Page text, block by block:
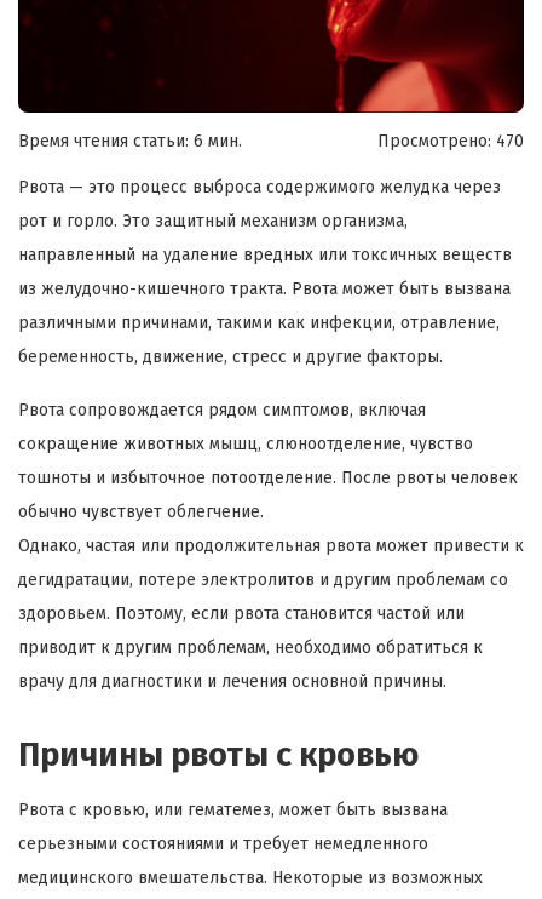
Время чтения статьи: 6 мин. Просмотрено: 470
Рвота — это процесс выброса содержимого желудка через
рот и горло. Это защитный механизм организма,
направленный на удаление вредных или токсичных веществ
из желудочно-кишечного тракта. Рвота может быть вызвана
различными причинами, такими как инфекции, отравление,
беременность, движение, стресс и другие факторы.
Рвота сопровождается рядом симптомов, включая
сокращение животных мышц, слюноотделение, чувство
тошноты и избыточное потоотделение. После рвоты человек
обычно чувствует облегчение.
Однако, частая или продолжительная рвота может привести к
дегидратации, потере электролитов и другим проблемам со
здоровьем. Поэтому, если рвота становится частой или
приводит к другим проблемам, необходимо обратиться к
врачу для диагностики и лечения основной причины.
Причины рвоты с кровью
Рвота с кровью, или гематемез, может быть вызвана
серьезными состояниями и требует немедленного
медицинского вмешательства. Некоторые из возможных